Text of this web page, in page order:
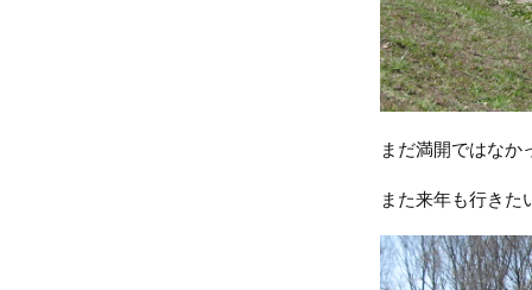
まだ満開ではな
また来年も行き